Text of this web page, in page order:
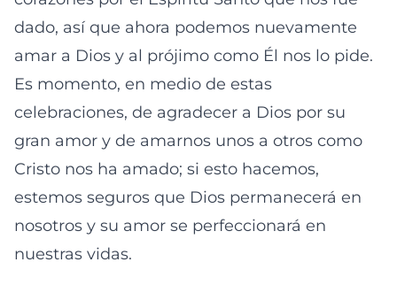
dado, así que ahora podemos nuevamente
amar a Dios y al prójimo como Él nos lo pide.
Es momento, en medio de estas
celebraciones, de agradecer a Dios por su
gran amor y de amarnos unos a otros como
Cristo nos ha amado; si esto hacemos,
estemos seguros que Dios permanecerá en
nosotros y su amor se perfeccionará en
nuestras vidas.